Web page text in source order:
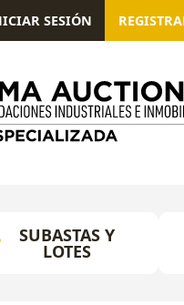
SESIÓN
SUBASTAS Y
LOTES